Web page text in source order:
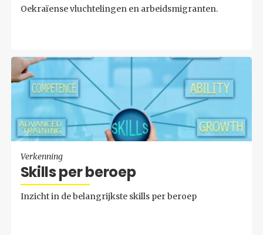
Oekraïense vluchtelingen en arbeidsmigranten.
Verkenning
Skills per be­roep
Inzicht in de belangrijkste skills per beroep